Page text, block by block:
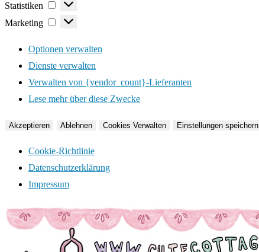
Statistiken
Statistiken
Marketing
Marketing
Optionen verwalten
Dienste verwalten
Verwalten von {vendor_count}-Lieferanten
Lese mehr über diese Zwecke
Akzeptieren Ablehnen Cookies Verwalten Einstellungen speichern
Cookie-Richtlinie
Datenschutzerklärung
Impressum
Zum
Inhalt